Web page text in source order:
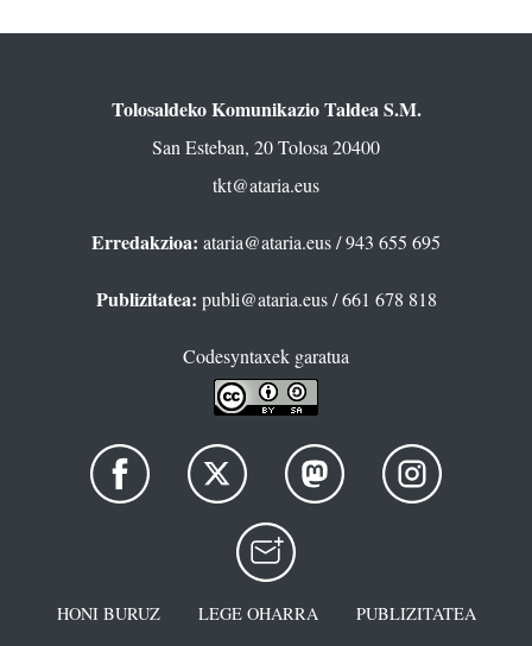
Tolosaldeko Komunikazio Taldea S.M.
San Esteban, 20 Tolosa 20400
tkt@ataria.eus
Erredakzioa: ataria@ataria.eus/ 943 655 695
Publizitatea: publi@ataria.eus/ 661 678 818
Codesyntaxek garatua
HONI BURUZ LEGE OHARRA
PUBLIZITATEA